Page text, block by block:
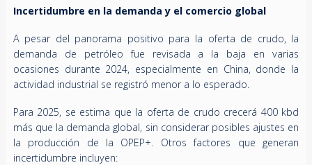
Incertidumbre en la demanda y el comercio global
A pesar del panorama positivo para la oferta de crudo, la
demanda de petróleo fue revisada a la baja en varias
ocasiones durante 2024, especialmente en China, donde la
actividad industrial se registró menor a lo esperado.
Para 2025, se estima que la oferta de crudo crecerá 400 kbd
más que la demanda global, sin considerar posibles ajustes en
la producción de la OPEP+. Otros factores que generan
incertidumbre incluyen: